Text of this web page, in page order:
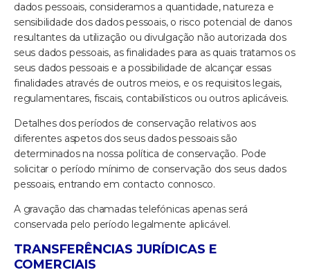
dados pessoais, consideramos a quantidade, natureza e
sensibilidade dos dados pessoais, o risco potencial de danos
resultantes da utilização ou divulgação não autorizada dos
seus dados pessoais, as finalidades para as quais tratamos os
seus dados pessoais e a possibilidade de alcançar essas
finalidades através de outros meios, e os requisitos legais,
regulamentares, fiscais, contabilísticos ou outros aplicáveis.
Detalhes dos períodos de conservação relativos aos
diferentes aspetos dos seus dados pessoais são
determinados na nossa política de conservação. Pode
solicitar o período mínimo de conservação dos seus dados
pessoais, entrando em contacto connosco.
A gravação das chamadas telefónicas apenas será
conservada pelo período legalmente aplicável.
TRANSFERÊNCIAS JURÍDICAS E
COMERCIAIS